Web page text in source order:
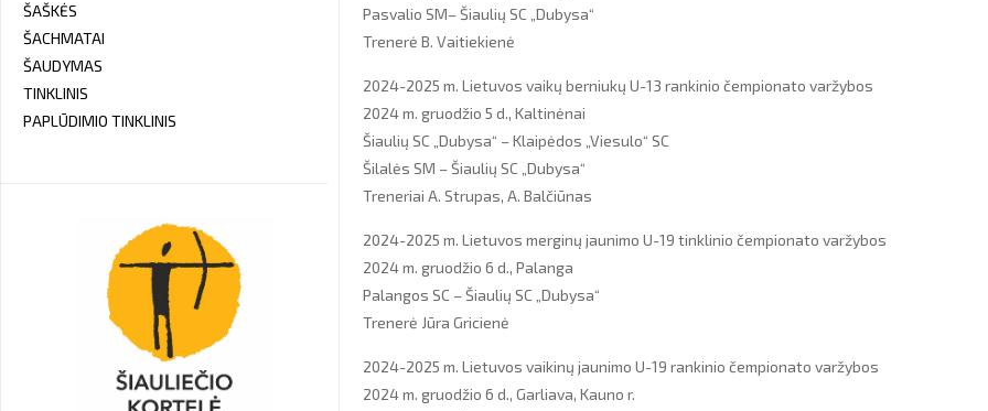
Pasvalio SM– Šiaulių SC „Dubysa“
Trenerė B. Vaitiekienė
2024-2025 m. Lietuvos vaikų berniukų U-13 rankinio čempionato varžybos
2024 m. gruodžio 5 d., Kaltinėnai
Šiaulių SC „Dubysa“ – Klaipėdos „Viesulo“ SC
Šilalės SM – Šiaulių SC „Dubysa“
Treneriai A. Strupas, A. Balčiūnas
2024-2025 m. Lietuvos merginų jaunimo U-19 tinklinio čempionato varžybos
2024 m. gruodžio 6 d., Palanga
Palangos SC – Šiaulių SC „Dubysa“
Trenerė Jūra Gricienė
2024-2025 m. Lietuvos vaikinų jaunimo U-19 rankinio čempionato varžybos
2024 m. gruodžio 6 d., Garliava, Kauno r.
ŠAŠKĖS
ŠACHMATAI
ŠAUDYMAS
TINKLINIS
PAPLŪDIMIO TINKLINIS